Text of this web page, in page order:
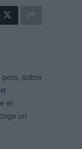
sobre
el
un